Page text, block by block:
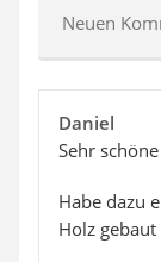
Neuen
Daniel
Sehr
Habe dazu
Holz